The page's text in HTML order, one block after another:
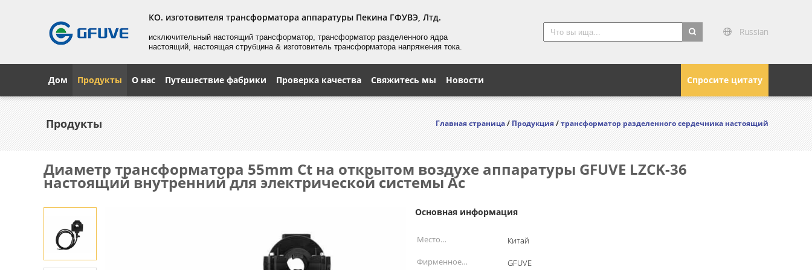
КО. изготовителя трансформатора аппаратуры Пекина ГФУВЭ, Лтд.
исключительный настоящий трансформатор, трансформатор разделенного ядра
настоящий, настоящая струбцина & изготовитель трансформатора напряжения тока.
Russian
Спросите цитату
Дом Продукты О нас Путешествие фабрики Проверка качества Свяжитесь мы Новости
Продукты Главная страница/Продукция/трансформатор разделенного сердечника настоящий
Диаметр трансформатора 55mm Ct на открытом воздухе аппаратуры GFUVE LZCK-36
настоящий внутренний для электрической системы Ac
Основная информация
Место
происхождения:
Китай
Фирменное
GFUVE